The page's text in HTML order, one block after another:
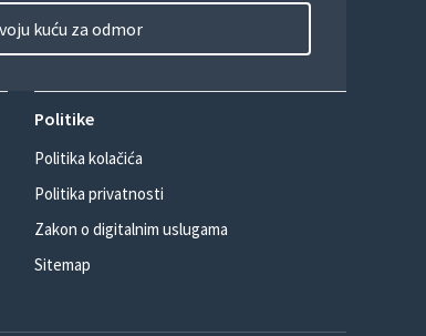
kuću za odmor
Politike
Politika kolačića
Politika privatnosti
Zakon o digitalnim uslugama
Sitemap